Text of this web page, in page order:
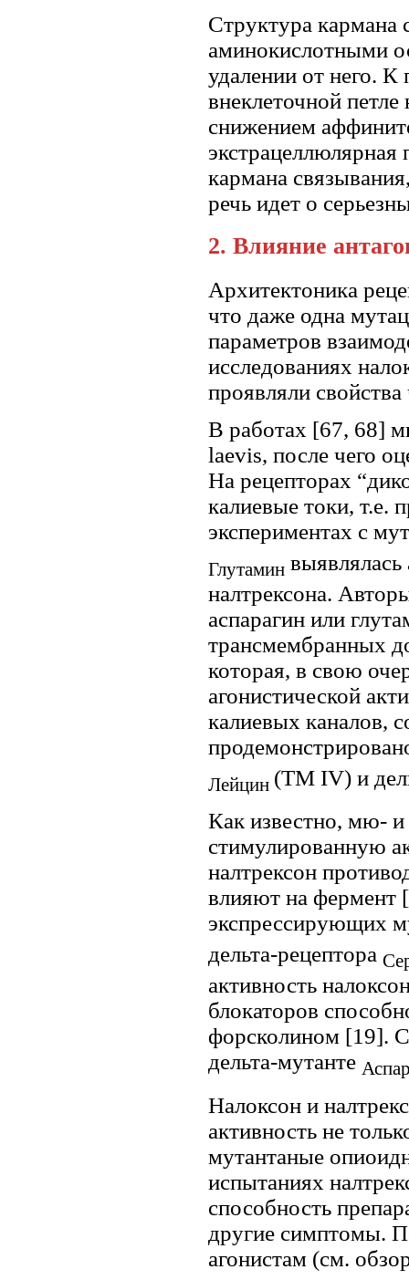
Структура кармана
аминокислотными
удалении от него. К
внеклеточной
снижением
экстрацеллюлярная
кармана
речь идет о
2. Влияние
Архитектоника
что даже одна
параметров
исследованиях
проявляли
В работах [67, 68]
laevis, после чего
На рецепторах
калиевые токи, т.е.
экспериментах с
Глутамин выявлялась
налтрексона.
аспарагин или
трансмембранных
которая, в свою
агонистической
калиевых каналов,
Лейцин (TM IV) и
Как известно, мю- и
стимулированную
налтрексон
влияют на фермент
экспрессирующих
дельта-рецептора
активность
блокаторов
форсколином [19].
дельта-мутанте
Налоксон и
активность не
мутантаные
испытаниях
способность
другие симптомы.
агонистам (см.